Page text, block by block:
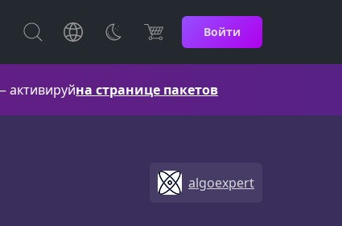
Войти
активируйна странице пакетов
algoexpert